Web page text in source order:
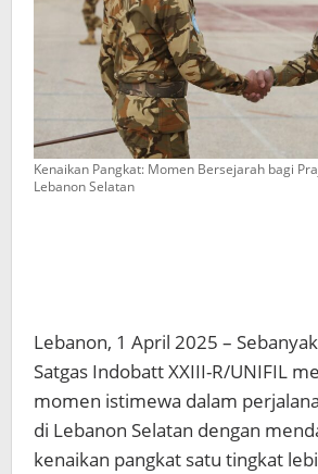
Kenaikan Pangkat: Momen Bersejarah bagi
Lebanon Selatan
Lebanon, 1 April 2025 –
Satgas Indobatt XXIII-R/UNIFIL
momen istimewa dalam
di Lebanon Selatan dengan
kenaikan pangkat satu tingkat